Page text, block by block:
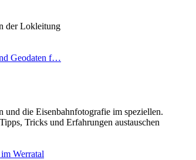
der Lokleitung
Geodaten f…
die Eisenbahnfotografie im speziellen.
Tricks und Erfahrungen austauschen
Werratal